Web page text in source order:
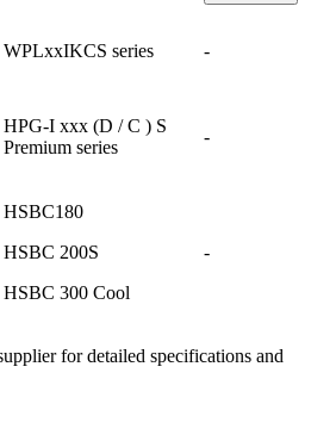
WPLxxIKCS series -
HPG-I xxx (D / C ) S
Premium series
-
HSBC180
HSBC 200S
HSBC 300 Cool
-
for detailed specifications and